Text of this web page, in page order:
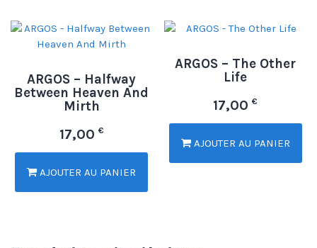
ARGOS – Halfway
Between Heaven And
Mirth
17,00 €
AJOUTER AU PANIER
ARGOS – The Other
Life
17,00€
AJOUTER AU PANIER